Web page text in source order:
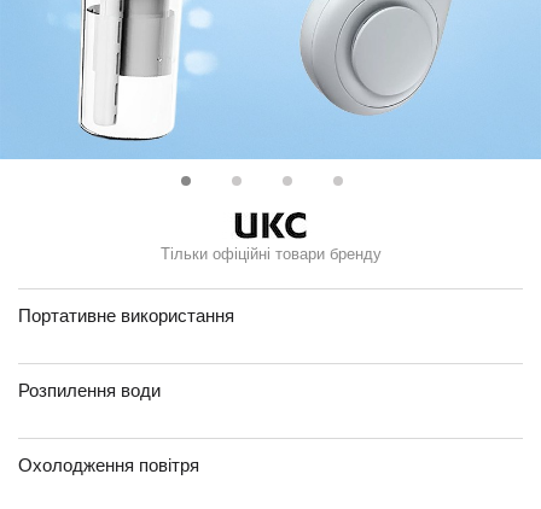
Тільки офіційні товари бренду
Портативне використання
Розпилення води
Охолодження повітря